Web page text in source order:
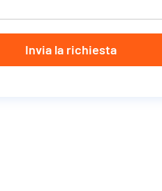
Invia la richiesta